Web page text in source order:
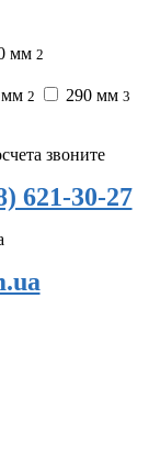
мм 2
мм 2 290 мм 3
звоните
621-30-27